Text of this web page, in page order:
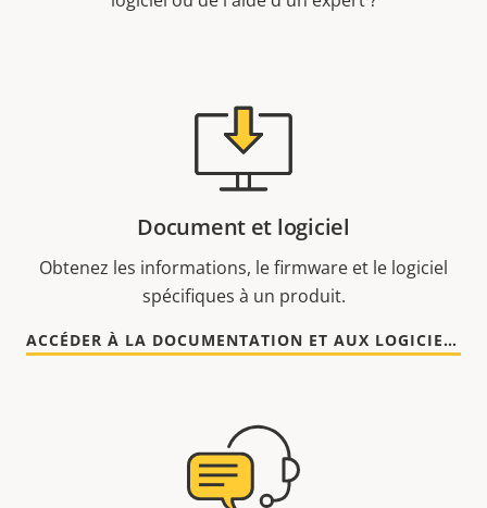
Document et logiciel
Obtenez les informations, le firmware et le logiciel
spécifiques à un produit.
ACCÉDER À LA DOCUMENTATION ET AUX LOGICIELS